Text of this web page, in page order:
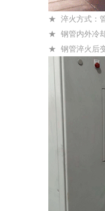
★ 淬火方式：
★ 钢管内外冷
★ 钢管淬火后